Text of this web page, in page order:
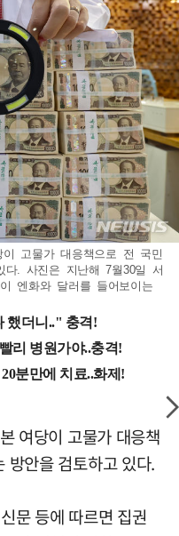
고물가 대응책으로 전 국민
. 사진은 지난해 7월30일 서
엔화와 달러를 들어보이는
여당이 고물가 대응책
방안을 검토하고 있다.
문 등에 따르면 집권